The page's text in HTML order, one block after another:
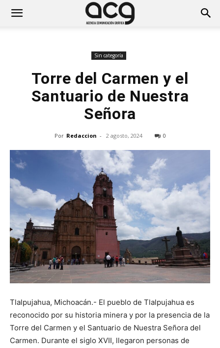
Sin categoría
Torre del Carmen y el
Santuario de Nuestra
Señora
Por Redaccion - 2 agosto, 2024 0
Tlalpujahua, Michoacán.- El pueblo de Tlalpujahua es
reconocido por su historia minera y por la presencia de la
Torre del Carmen y el Santuario de Nuestra Señora del
Carmen. Durante el siglo XVII, llegaron personas de